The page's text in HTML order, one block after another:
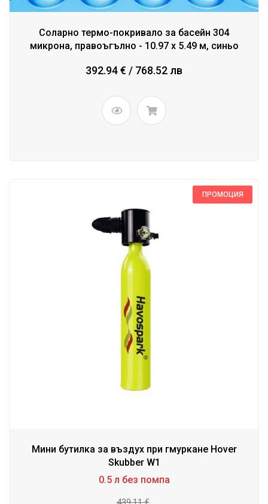
Соларно термо-покривало за басейн 304
микрона, правоъгълно - 10.97 x 5.49 м, синьо
392.94 € / 768.52 лв
ПРОМОЦИЯ
Мини бутилка за въздух при гмуркане Hover
Skubber W1
0.5 л без помпа